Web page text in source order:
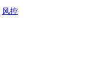
风控